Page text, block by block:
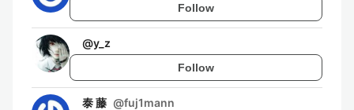
Follow
@y_z
Follow
泰 藤 @fuj1mann